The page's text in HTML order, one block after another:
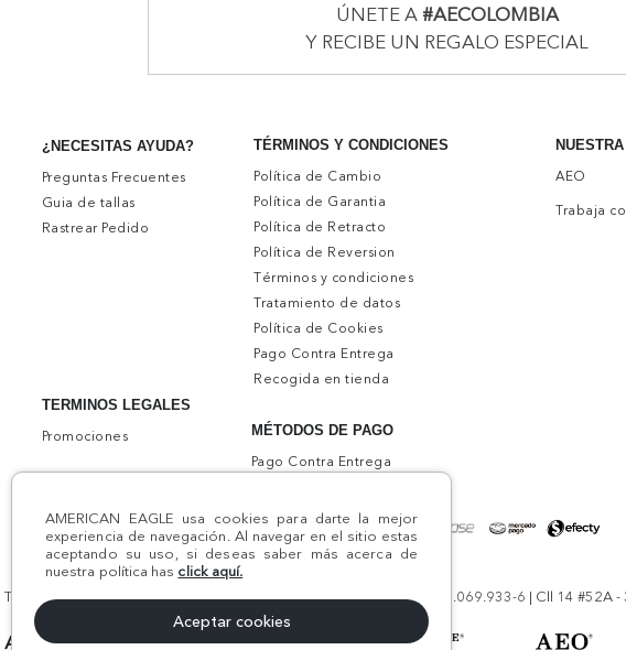
AMERICAN EAGLE usa cookies para darte la mejor
experiencia de navegación. Al navegar en el sitio estas
aceptando su uso, si deseas saber más acerca de
nuestra política has click aquí.
Aceptar cookies
ÚNETE A #AECOLOMBIA
Y RECIBE UN REGALO ESPECIAL
¿NECESITAS AYUDA?
Preguntas Frecuentes
Guia de tallas
Rastrear Pedido
TERMINOS LEGALES
Promociones
TÉRMINOS Y CONDICIONES
Política de Cambio
Política de Garantia
Política de Retracto
Política de Reversion
Términos y condiciones
Tratamiento de datos
Política de Cookies
Pago Contra Entrega
Recogida en tienda
AEO
Trabaja
MÉTODOS DE PAGO
Pago Contra Entrega
Todos los derechos reservados AE 2024 | Comodín S.A.S | NIT:800.069.933-6 | Cll 14 #52A